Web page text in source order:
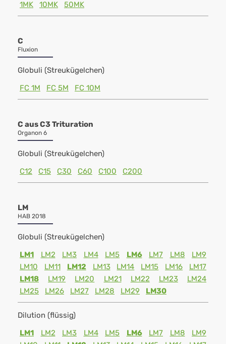
1MK
10MK 50MK
C
Fluxion
Globuli (Streukügelchen)
FC 1M
FC 5M FC 10M
C aus C3 Trituration
Organon 6
Globuli (Streukügelchen)
C12
C15 C30 C60 C100 C200
LM
HAB 2018
Globuli (Streukügelchen)
LM1
LM2 LM3 LM4 LM5 LM6 LM7 LM8
LM9
LM10
LM11 LM12 LM13 LM14 LM15 LM16
LM17
LM18
LM19 LM20 LM21 LM22 LM23
LM24
LM25
LM26 LM27 LM28 LM29 LM30
Dilution (flüssig)
LM1
LM2 LM3 LM4 LM5 LM6 LM7 LM8
LM9